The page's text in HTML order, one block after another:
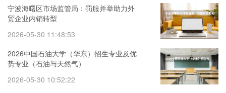
宁波海曙区市场监管局：罚服并举助力外
贸企业内销转型
2026-05-30 11:48:53
2026中国石油大学（华东）招生专业及优
势专业（石油与天然气）
2026-05-30 10:52:22